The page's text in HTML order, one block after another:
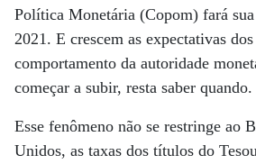
Política Monetária (Copom) fará
2021. E crescem as expectativas
comportamento da autoridade
começar a subir, resta saber quando.
Esse fenômeno não se restringe ao
Unidos, as taxas dos títulos do